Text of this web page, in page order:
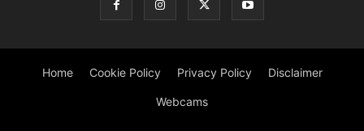
Home Cookie Policy Privacy Policy Disclaimer
Webcams